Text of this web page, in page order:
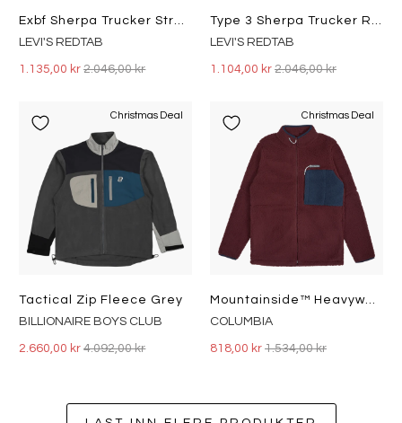
Exbf Sherpa Trucker Strangerwa Light Indigo - Worn In
LEVI'S REDTAB
1.135,00 kr2.046,00 kr
Type 3 Sherpa Trucker Rockridg Med Indigo - Worn In
LEVI'S REDTAB
1.104,00 kr 2.046,00 kr
Christmas Deal
Tactical Zip Fleece Grey
BILLIONAIRE BOYS CLUB
2.660,00 kr4.092,00 kr
Christmas Deal
Mountainside™ Heavyweight Flee Elderberry, Col
COLUMBIA
818,00 kr 1.534,00 kr